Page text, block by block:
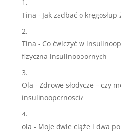
Tina - Jak zadbać o kręgosłup
Tina - Co ćwiczyć w
fizyczna insulinoopornych
Ola - Zdrowe słodycze – czy
insulinoopornosci?
ola - Moje dwie ciąże i dwa